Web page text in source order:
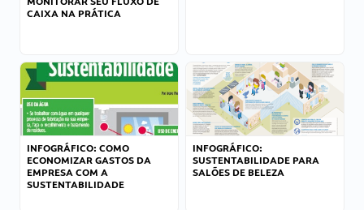
CAIXA NA PRÁTICA
INFOGRÁFICO: COMO
ECONOMIZAR GASTOS DA
EMPRESA COM A
SUSTENTABILIDADE
INFOGRÁFICO:
SUSTENTABILIDADE PARA
SALÕES DE BELEZA